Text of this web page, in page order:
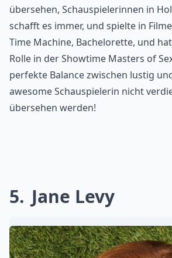
übersehen, Schauspielerinnen in
schafft es immer, und spielte in
Time Machine, Bachelorette, und
Rolle in der Showtime Masters of
perfekte Balance zwischen lustig
awesome Schauspielerin nicht
übersehen werden!
5 Jane Levy